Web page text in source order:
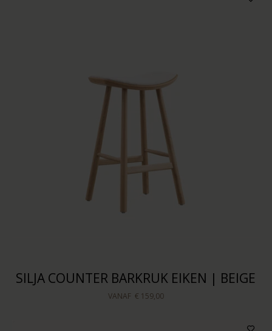
SILJA COUNTER BARKRUK EIKEN | BEIGE
VANAF € 159,00